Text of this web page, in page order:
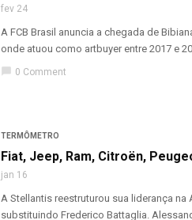
fev 24
A FCB Brasil anuncia a chegada de
onde atuou como artbuyer entre 2017 e
chat_bubble 0 Comment
TERMÔMETRO
Fiat, Jeep, Ram, Citroën,
jan 16
A Stellantis reestruturou sua liderança
substituindo Frederico Battaglia.